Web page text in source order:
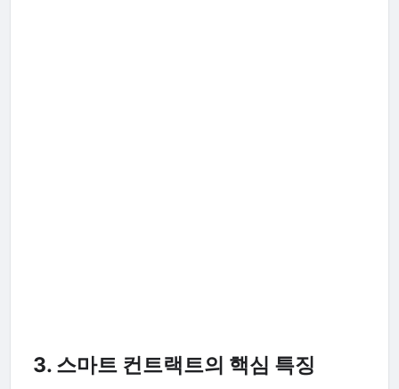
3. 스마트 컨트랙트의 핵심 특징